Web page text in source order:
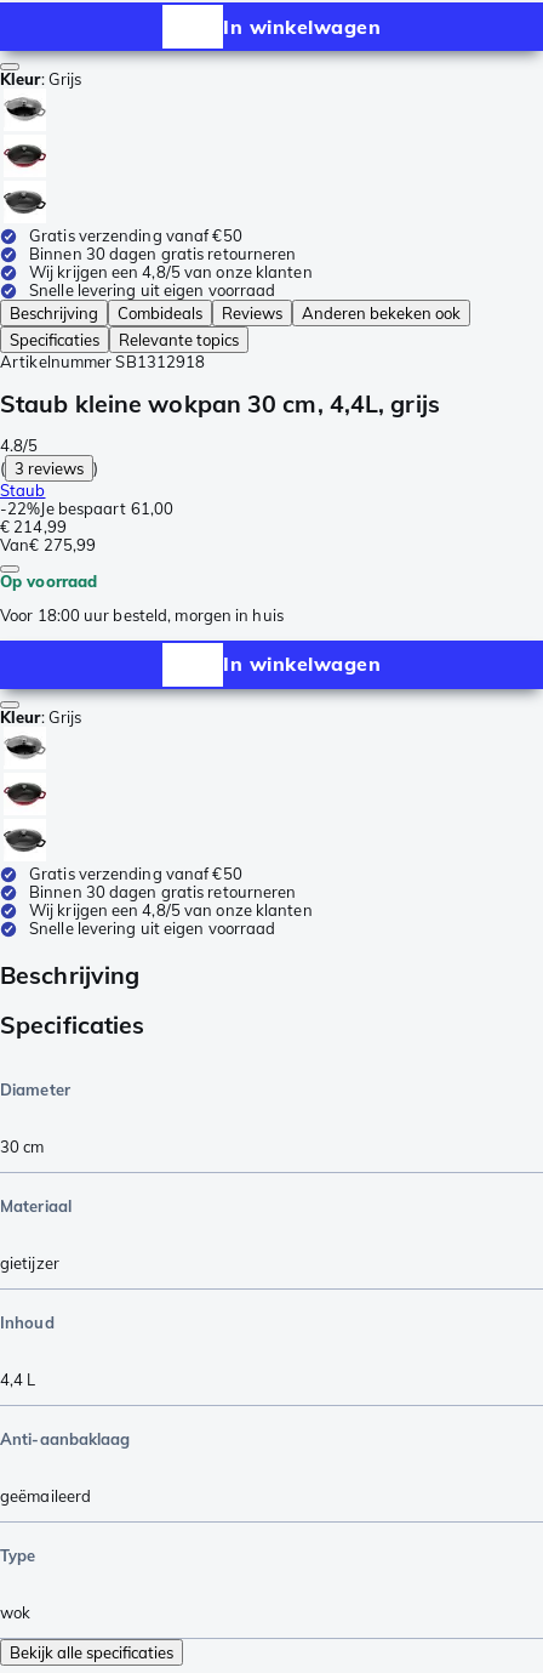
In winkelwagen
Kleur:Grijs
Gratis verzending vanaf €50
Binnen 30 dagen gratis retourneren
Wij krijgen een 4,8/5 van onze klanten
Snelle levering uit eigen voorraad
Beschrijving
Combideals Reviews
Anderen bekeken ook
Specificaties
Relevante topics
Artikelnummer SB1312918
Staub kleine wokpan 30 cm, 4,4L, grijs
4.8/5
( 3 reviews )
Staub
-22%Je bespaart 61,00
€ 214,99
Van€ 275,99
Op voorraad
Voor 18:00 uur besteld, morgen in huis
In winkelwagen
Kleur:Grijs
Gratis verzending vanaf €50
Binnen 30 dagen gratis retourneren
Wij krijgen een 4,8/5 van onze klanten
Snelle levering uit eigen voorraad
Beschrijving
Specificaties
Diameter
30 cm
Materiaal
gietijzer
Inhoud
4,4 L
Anti-aanbaklaag
geëmaileerd
Type
wok
Bekijk alle specificaties